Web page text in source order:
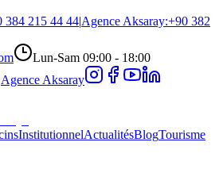
384 215 44 44|Agence Aksaray:+90 382
Lun-Sam 09:00 - 18:00
Agence Aksaray
InstitutionnelActualitésBlogTourisme